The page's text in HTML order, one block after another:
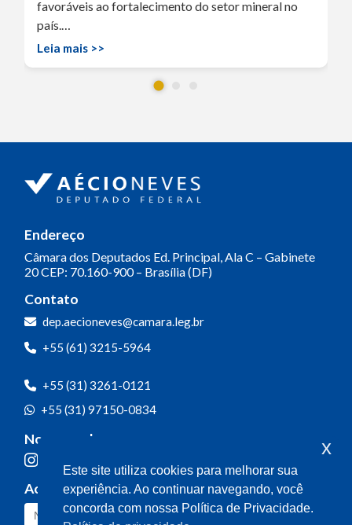
favoráveis ao fortalecimento do setor mineral no
país.…
Leia mais >>
Endereço
Câmara dos Deputados Ed. Principal, Ala C – Gabinete
20CEP: 70.160-900 – Brasília (DF)
Contato
dep.aecioneves@camara.leg.br
+55 (61) 3215-5964
+55 (31) 3261-0121
+55 (31) 97150-0834
Nossas redes
Acompanhe o meu mandato
Este site utiliza cookies para melhorar sua
experiência. Ao continuar navegando, você
concorda com nossa Política de Privacidade.
x